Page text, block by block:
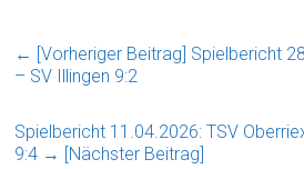
← [Vorheriger Beitrag] Spielbericht
– SV Illingen 9:2
Spielbericht 11.04.2026: TSV
9:4 → [Nächster Beitrag]